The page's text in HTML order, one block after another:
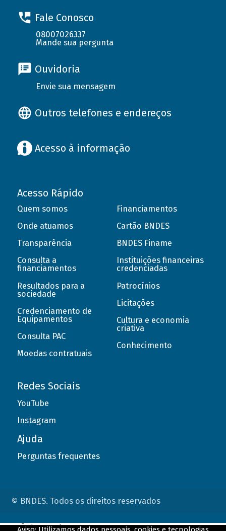
Fale Conosco
08007026337
Mande sua pergunta
Ouvidoria
Envie sua mensagem
Outros telefones e endereços
Acesso à informação
Acesso Rápido
Quem somos
Onde atuamos
Transparência
Consulta a
financiamentos
Resultados para a
sociedade
Credenciamento de
Equipamentos
Consulta PAC
Moedas contratuais
Financiamentos
Cartão BNDES
BNDES Finame
Instituições financeiras
credenciadas
Patrocínios
Licitações
Cultura e economia
criativa
Conhecimento
Redes Sociais
YouTube
Instagram
Ajuda
Perguntas frequentes
© BNDES. Todos os direitos reservados
ConteÃºdo complementar